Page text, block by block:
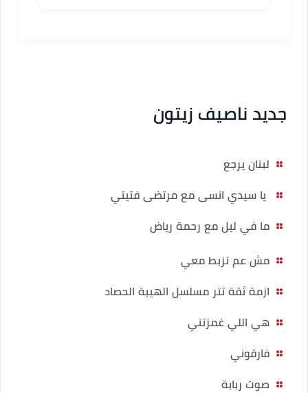
جديد ناصيف زيتون
لبنان يرجع
يا سيدي انسى مع مرتضى فتيتي
ما في ليل مع رحمة رياض
مش عم تزبط معي
ازمة ثقة تتر مسلسل الهيبة الحصاد
هي اللي غمزتني
فارقوني
صوت ربابة